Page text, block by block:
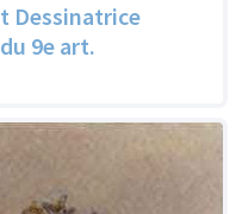
Dessinatrice
9e art.